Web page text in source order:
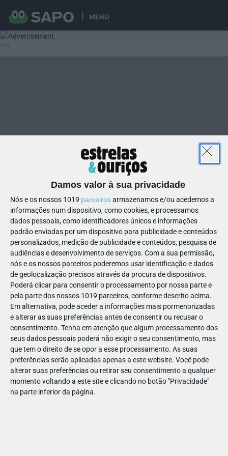
MENU
Damos valor à sua privacidade
Nós e os nossos 1019 parceirosarmazenamos e/ou acedemos a
informações num dispositivo, como cookies, e processamos
dados pessoais, como identificadores únicos e informações
padrão enviadas por um dispositivo para publicidade e conteúdos
personalizados, medição de publicidade e conteúdos, pesquisa de
audiências e desenvolvimento de serviços. Com a sua permissão,
nós e os nossos parceiros poderemos usar identificação e dados
de geolocalização precisos através da procura de dispositivos.
Poderá clicar para consentir o processamento por nossa parte e
pela parte dos nossos 1019 parceiros, conforme descrito acima.
Em alternativa, pode aceder a informações mais pormenorizadas
e alterar as suas preferências antes de consentir ou recusar o
consentimento. Tenha em atenção que algum processamento dos
seus dados pessoais poderá não exigir o seu consentimento, mas
que tem o direito de se opor a esse processamento. As suas
preferências serão aplicadas apenas a este website. Você pode
alterar suas preferências ou retirar seu consentimento a qualquer
momento voltando a este site e clicando no botão "Privacidade"
na parte inferior da página.
23
869251556732772